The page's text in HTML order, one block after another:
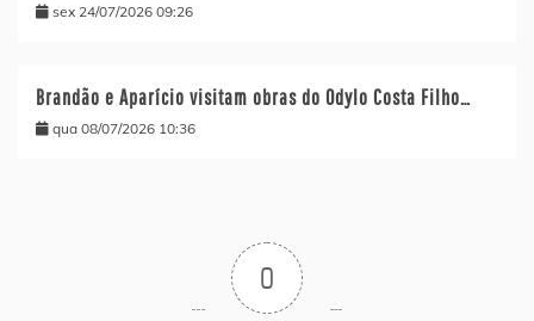
sex 24/07/2026 09:26
Brandão e Aparício visitam obras do Odylo Costa Filho…
qua 08/07/2026 10:36
0